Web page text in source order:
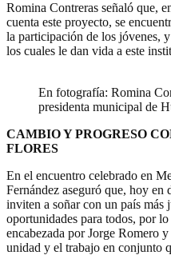
Romina Contreras señaló que,
cuenta este proyecto, se
la participación de los jóvenes,
los cuales le dan vida a este
En fotografía: Romina
presidenta municipal de
CAMBIO Y PROGRESO
FLORES
En el encuentro celebrado en
Fernández aseguró que, hoy en
inviten a soñar con un país más
oportunidades para todos, por
encabezada por Jorge Romero
unidad y el trabajo en conjunto